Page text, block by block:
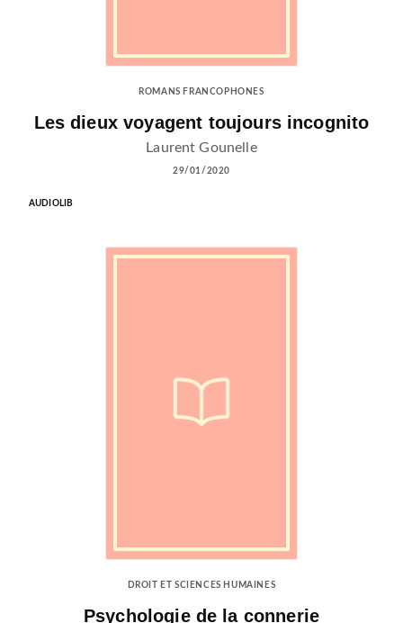
ROMANS FRANCOPHONES
Les dieux voyagent toujours incognito
Laurent Gounelle
29/01/2020
AUDIOLIB
DROIT ET SCIENCES HUMAINES
Psychologie de la connerie